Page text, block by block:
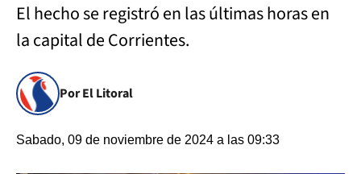
El hecho se registró en las últimas horas en
la capital de Corrientes.
Por El Litoral
Sabado, 09 de noviembre de 2024 a las 09:33